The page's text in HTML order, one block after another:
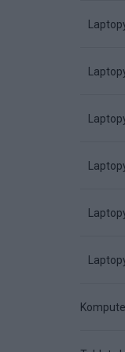
USB-C 90W